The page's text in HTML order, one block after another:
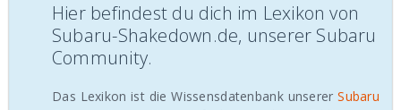
Hier befindest du dich im Lexikon von
Subaru-Shakedown.de, unserer Subaru
Community.
Das Lexikon ist die Wissensdatenbank unsererSubaru